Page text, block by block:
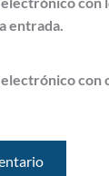
entrada.
con